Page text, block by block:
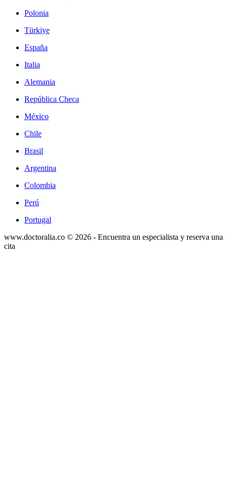
Polonia
Türkiye
España
Italia
Alemania
República Checa
México
Chile
Brasil
Argentina
Colombia
Perú
Portugal
www.doctoralia.co © 2026 - Encuentra un especialista y reserva una
cita